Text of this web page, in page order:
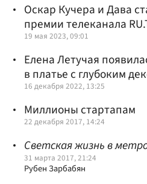
Оскар Кучера и Дава
премии телеканала
19 мая 2023, 09:01
Елена Летучая
в платье с глубоким
16 декабря 2022, 13:25
Миллионы стартапам
22 декабря 2017, 14:24
Светская жизнь в
31 марта 2017, 21:24
Рубен Зарбабян